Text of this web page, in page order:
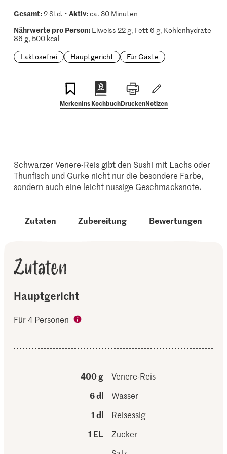
Gesamt:2 Std. • Aktiv:ca. 30 Minuten
Nährwerte pro Person:Eiweiss 22 g, Fett 6 g, Kohlenhydrate
86 g, 500 kcal
Laktosefrei
Hauptgericht Für Gäste
MerkenIns KochbuchDruckenNotizen
Schwarzer Venere-Reis gibt den Sushi mit Lachs oder
Thunfisch und Gurke nicht nur die besondere Farbe,
sondern auch eine leicht nussige Geschmacksnote.
Zutaten Zubereitung Bewertungen
Zutaten
Hauptgericht
Für 4 Personen
400 g
Venere-Reis
6 dl
Wasser
1 dl
Reisessig
1 EL
Zucker